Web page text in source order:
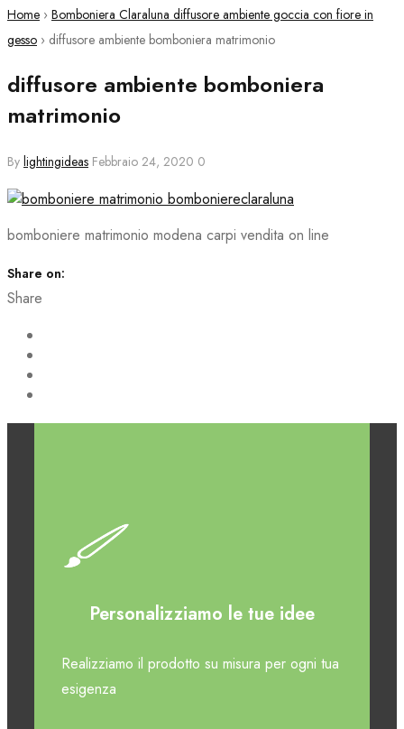
Home › Bomboniera Claraluna diffusore ambiente goccia con fiore in
gesso › diffusore ambiente bomboniera matrimonio
diffusore ambiente bomboniera
matrimonio
By lightingideas Febbraio 24, 2020 0
bomboniere matrimonio modena carpi vendita on line
Share on:
Share
Personalizziamo le tue idee
Realizziamo il prodotto su misura per ogni tua
esigenza